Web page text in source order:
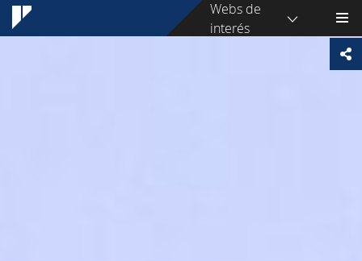
Webs de
interés